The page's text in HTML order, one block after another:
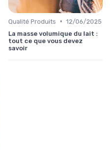
Qualité Produits • 12/06/2025
La masse volumique du lait :
tout ce que vous devez
savoir